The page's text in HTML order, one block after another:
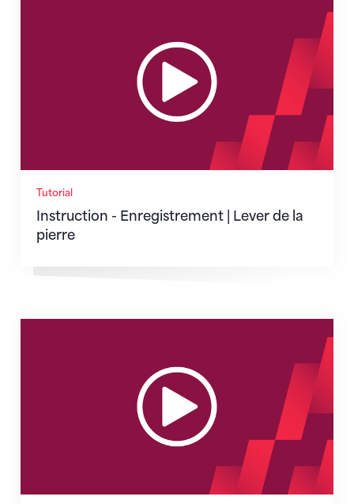
Tutorial
Instruction - Enregistrement | Lever de la
pierre